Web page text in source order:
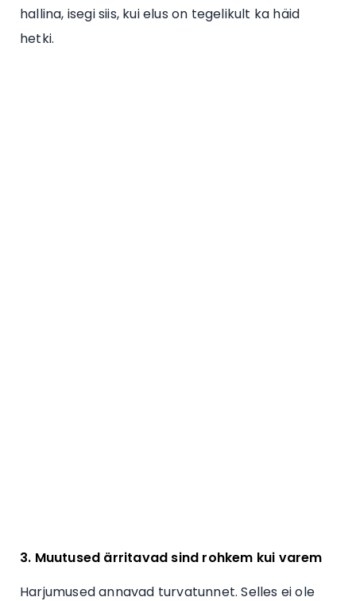
hallina, isegi siis, kui elus on tegelikult ka häid
hetki.
3. Muutused ärritavad sind rohkem kui varem
Harjumused annavad turvatunnet. Selles ei ole